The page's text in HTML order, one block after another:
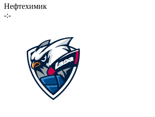
Нефтехимик
-:-